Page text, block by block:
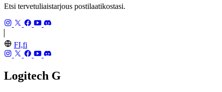
Etsi tervetuliaistarjous postilaatikostasi.
FI,fi
Logitech G